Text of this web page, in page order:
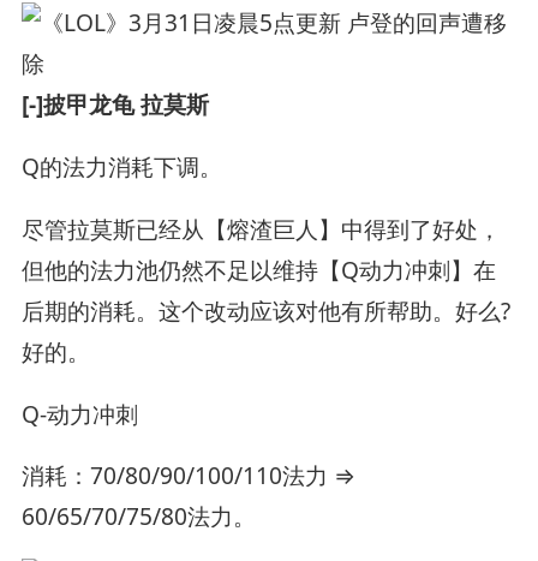
[-]披甲龙龟 拉莫斯
Q的法力消耗下调。
尽管拉莫斯已经从【熔渣巨人】中得到了好处，
但他的法力池仍然不足以维持【Q动力冲刺】在
后期的消耗。这个改动应该对他有所帮助。好么?
好的。
Q-动力冲刺
消耗：70/80/90/100/110法力 ⇒
60/65/70/75/80法力。